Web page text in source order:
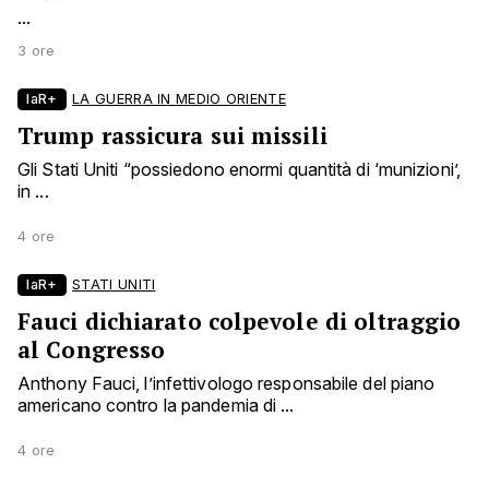
...
3 ore
laR+ LA GUERRA IN MEDIO ORIENTE
Trump rassicura sui missili
Gli Stati Uniti “possiedono enormi quantità di ‘munizioni’,
in ...
4 ore
laR+ STATI UNITI
Fauci dichiarato colpevole di oltraggio
al Congresso
Anthony Fauci, l’infettivologo responsabile del piano
americano contro la pandemia di ...
4 ore